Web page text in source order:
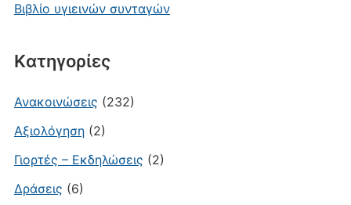
Βιβλίο υγιεινών συνταγών
Kατηγορίες
Ανακοινώσεις (232)
Αξιολόγηση(2)
Γιορτές – Εκδηλώσεις (2)
Δράσεις (6)